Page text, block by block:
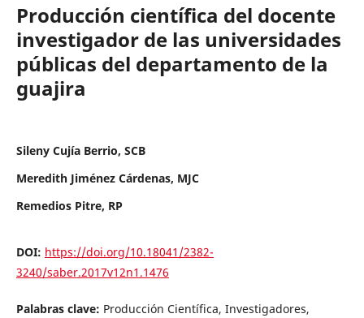
Producción científica del docente
investigador de las universidades
públicas del departamento de la
guajira
Sileny Cujía Berrio, SCB
Meredith Jiménez Cárdenas, MJC
Remedios Pitre, RP
DOI: https://doi.org/10.18041/2382-
3240/saber.2017v12n1.1476
Palabras clave: Producción Científica, Investigadores,